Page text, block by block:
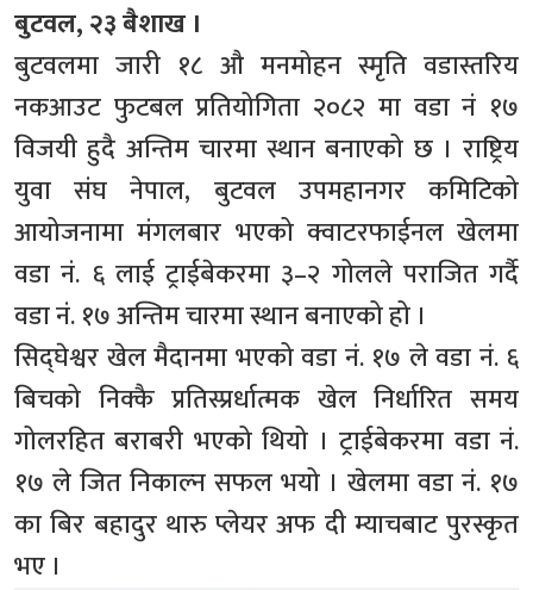
बुटवल, २३ बैशाख ।
बुटवलमा जारी १८ औ मनमोहन स्मृति वडास्तरिय
नकआउट फुटबल प्रतियोगिता २०८२ मा वडा नं १७
विजयी हुदै अन्तिम चारमा स्थान बनाएको छ । राष्ट्रिय
युवा संघ नेपाल, बुटवल उपमहानगर कमिटिको
आयोजनामा मंगलबार भएको क्वाटरफाईनल खेलमा
वडा नं. ६ लाई ट्राईबेकरमा ३–२ गोलले पराजित गर्दै
वडा नं. १७ अन्तिम चारमा स्थान बनाएको हो ।
सिद्घेश्वर खेल मैदानमा भएको वडा नं. १७ ले वडा नं. ६
बिचको निक्कै प्रतिस्प्रर्धात्मक खेल निर्धारित समय
गोलरहित बराबरी भएको थियो । ट्राईबेकरमा वडा नं.
१७ ले जित निकाल्न सफल भयो । खेलमा वडा नं. १७
का बिर बहादुर थारु प्लेयर अफ दी म्याचबाट पुरस्कृत
भए ।